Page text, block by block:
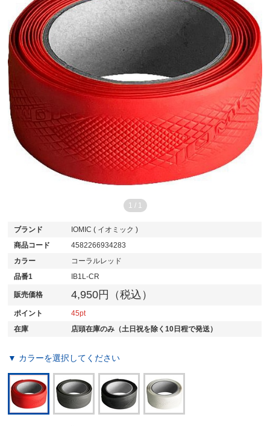
1 / 1
ブランド
IOMIC ( イオミック )
商品コード
4582266934283
カラー
コーラルレッド
品番1
IB1L-CR
販売価格 4,950円（税込）
ポイント
45
在庫
店頭在庫のみ（土日祝を除く10日程で発送）
▼ カラーを選択してください